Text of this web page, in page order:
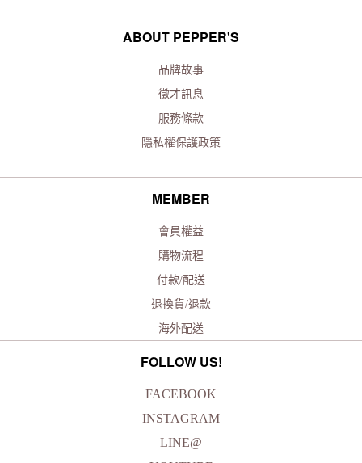
ABOUT PEPPER'S
品牌故事
徵才訊息
服務條款
隱私權保護政策
MEMBER
會員權益
購物流程
付款/配送
退換貨/退款
海外配送
FOLLOW US!
FACEBOOK
INSTAGRAM
LINE@